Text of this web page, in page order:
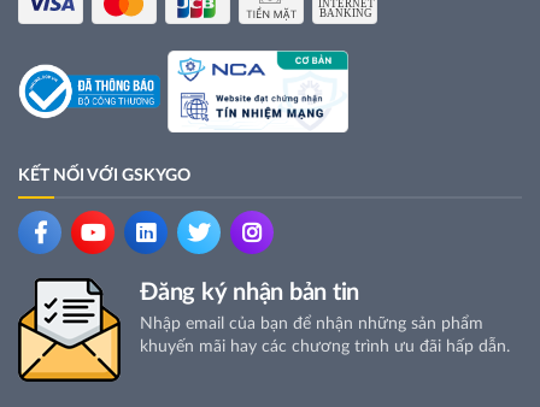
KẾT NỐI VỚI GSKYGO
Đăng ký nhận bản tin
Nhập email của bạn để nhận những sản phẩm
khuyến mãi hay các chương trình ưu đãi hấp dẫn.